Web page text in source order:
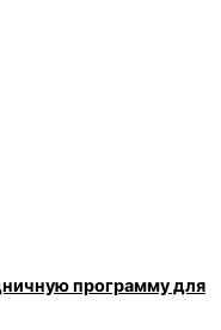
программу для